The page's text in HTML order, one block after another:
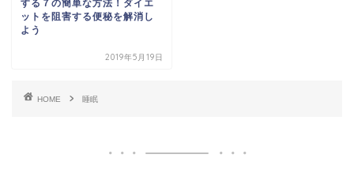
する７の簡単な方法！ダイエ
ットを阻害する便秘を解消し
よう
2019年5月19日
HOME 睡眠